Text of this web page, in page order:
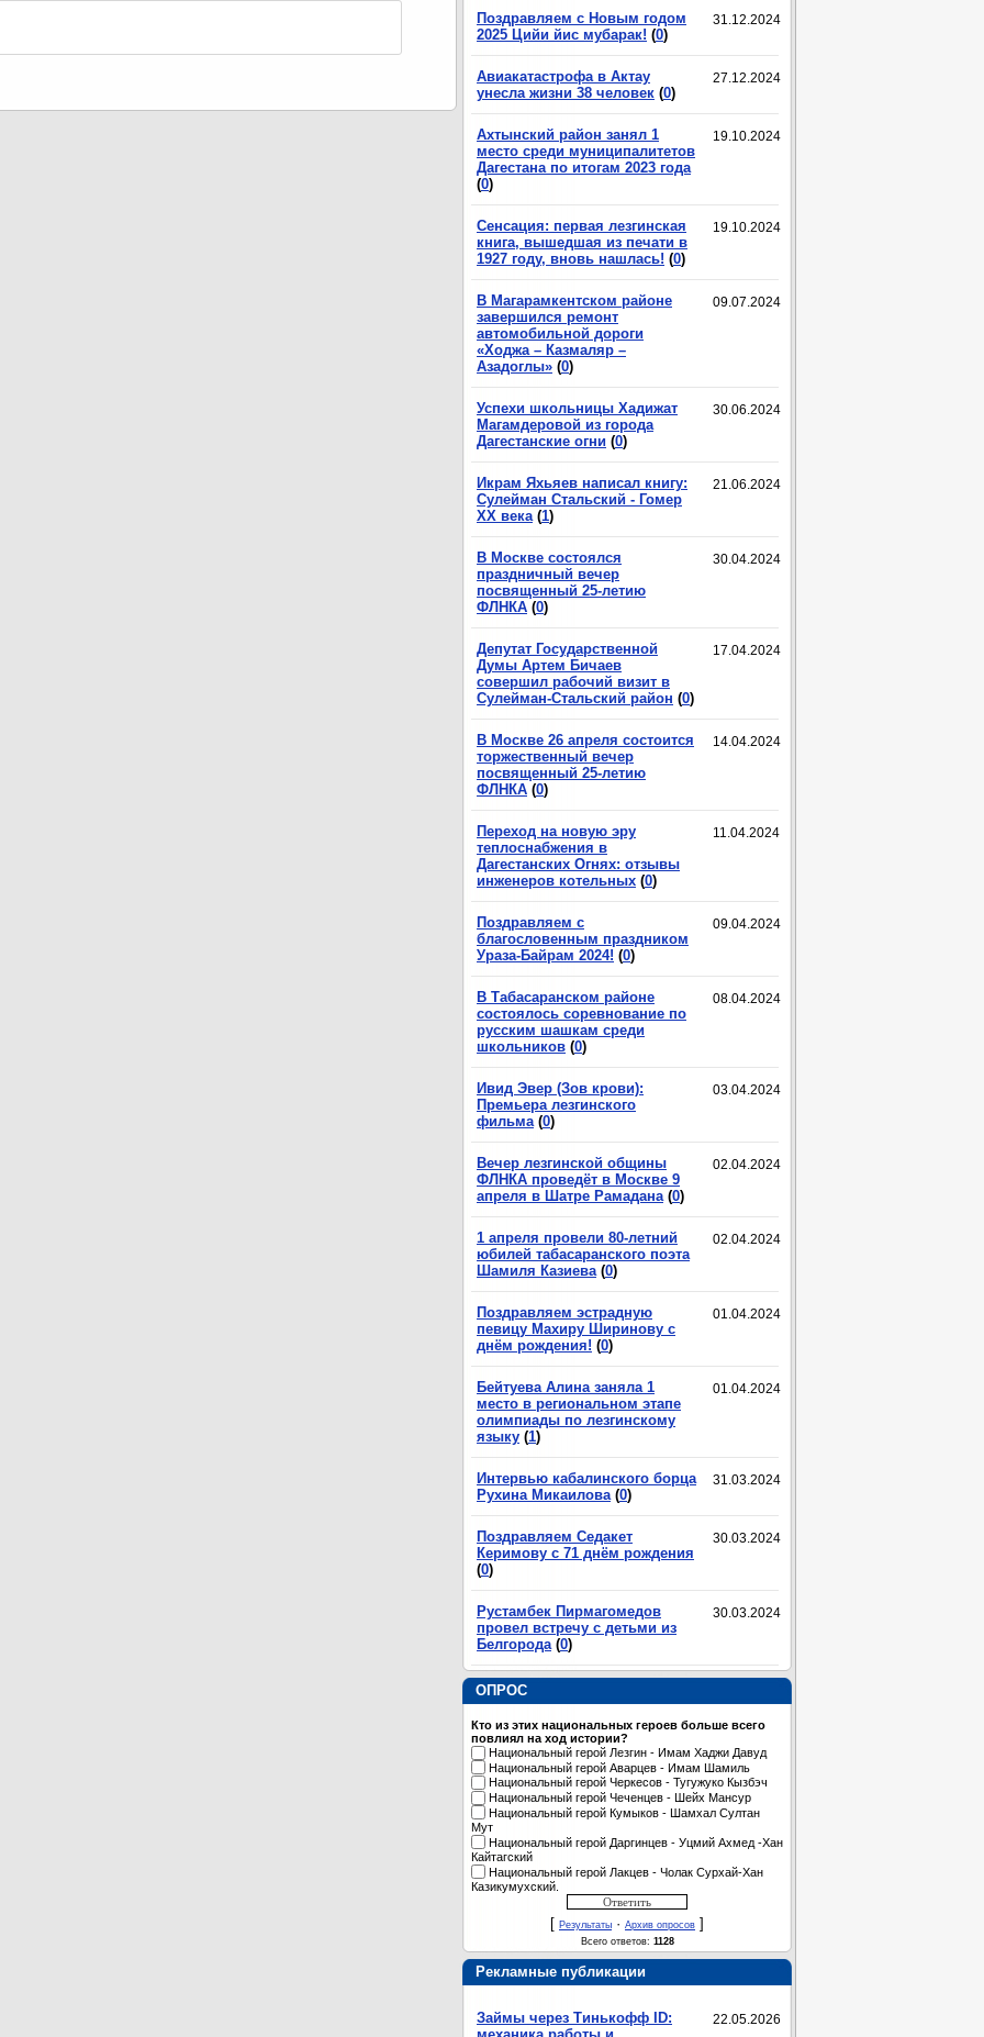
31.12.2024
Поздравляем с Новым годом
2025 Цийи йис мубарак! (0)
27.12.2024
Авиакатастрофа в Актау
унесла жизни 38 человек (0)
19.10.2024
Ахтынский район занял 1
место среди муниципалитетов
Дагестана по итогам 2023 года
(0)
19.10.2024
Сенсация: первая лезгинская
книга, вышедшая из печати в
1927 году, вновь нашлась! (0)
09.07.2024
В Магарамкентском районе
завершился ремонт
автомобильной дороги
«Ходжа – Казмаляр –
Азадоглы» (0)
30.06.2024
Успехи школьницы Хадижат
Магамдеровой из города
Дагестанские огни (0)
21.06.2024
Икрам Яхьяев написал книгу:
Сулейман Стальский - Гомер
XX века (1)
30.04.2024
В Москве состоялся
праздничный вечер
посвященный 25-летию
ФЛНКА (0)
17.04.2024
Депутат Государственной
Думы Артем Бичаев
совершил рабочий визит в
Сулейман-Стальский район (0)
14.04.2024
В Москве 26 апреля состоится
торжественный вечер
посвященный 25-летию
ФЛНКА (0)
11.04.2024
Переход на новую эру
теплоснабжения в
Дагестанских Огнях: отзывы
инженеров котельных (0)
09.04.2024
Поздравляем с
благословенным праздником
Ураза-Байрам 2024! (0)
08.04.2024
В Табасаранском районе
состоялось соревнование по
русским шашкам среди
школьников (0)
03.04.2024
Ивид Эвер (Зов крови):
Премьера лезгинского
фильма (0)
02.04.2024
Вечер лезгинской общины
ФЛНКА проведёт в Москве 9
апреля в Шатре Рамадана (0)
02.04.2024
1 апреля провели 80-летний
юбилей табасаранского поэта
Шамиля Казиева (0)
01.04.2024
Поздравляем эстрадную
певицу Махиру Ширинову с
днём рождения! (0)
01.04.2024
Бейтуева Алина заняла 1
место в региональном этапе
олимпиады по лезгинскому
языку (1)
31.03.2024
Интервью кабалинского борца
Рухина Микаилова (0)
30.03.2024
Поздравляем Седакет
Керимову с 71 днём рождения
(0)
30.03.2024
Рустамбек Пирмагомедов
провел встречу с детьми из
Белгорода (0)
ОПРОС
Кто из этих национальных героев больше всего
повлиял на ход истории?
Национальный герой Лезгин - Имам Хаджи Давуд
Национальный герой Аварцев - Имам Шамиль
Национальный герой Черкесов - Тугужуко Кызбэч
Национальный герой Чеченцев - Шейх Мансур
Национальный герой Кумыков - Шамхал Султан
Мут
Национальный герой Даргинцев - Уцмий Ахмед -Хан
Кайтагский
Национальный герой Лакцев - Чолак Сурхай-Хан
Казикумухский.
[ Результаты · Архив опросов ]
Всего ответов: 1128
Рекламные публикации
22.05.2026
Займы через Тинькофф ID: